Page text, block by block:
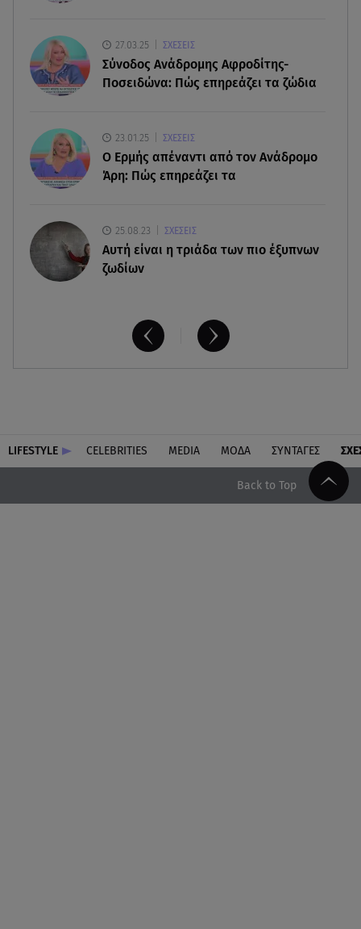
09.08.26 , 03:00
Εορτολόγιο: Ποιοι γιορτάζουν στις 9 Αυγούστου
Αττική: Μπαράζ διαρρήξεων – Λεία 70.000 ευρώ
από μεζονέτα
27.03.25 ΣΧΕΣΕΙΣ
Σύνοδος Ανάδρομης Αφροδίτης-
Ποσειδώνα: Πώς επηρεάζει τα ζώδια
23.01.25 ΣΧΕΣΕΙΣ
Ο Ερμής απέναντι από τον Ανάδρομο
Άρη: Πώς επηρεάζει τα
25.08.23 ΣΧΕΣΕΙΣ
Aυτή είναι η τριάδα των πιο έξυπνων
ζωδίων
LIFESTYLE CELEBRITIES MEDIA ΜΟΔΑ ΣΥΝΤΑΓΕΣ
Back to Top